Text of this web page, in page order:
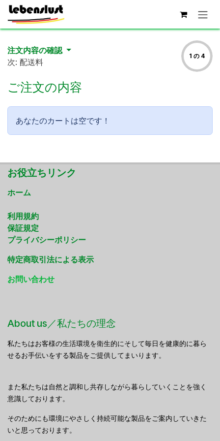
コンテンツへスキップ
注文内容の確認
次: 配送料
1 の 4
ご注文の内容
あなたのカートは空です！
お役立ちリンク
ホーム
利用規約
保証規定
プライバシーポリシー
特定商取引法による表示
お問い合わせ
About us／私たちの理念
私たちはお客様の生活環境を衛生的にそして毎日を健康的に暮ら
せるお手伝いをする製品をご提供してまいります。
また私たちは自然と調和し共存しながら暮らしていくことを強く
意識しております。
そのためにも環境にやさしく持続可能な製品をご案内していきた
いと思っております。